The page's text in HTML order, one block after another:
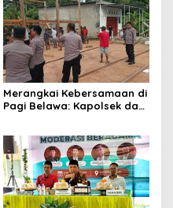
Merangkai Kebersamaan di
Pagi Belawa: Kapolsek dan